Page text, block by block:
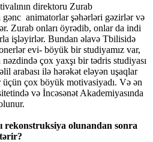
direktoru Zurab
animatorlar şəhərləri gəzirlər və
Zurab onları öyrədib, onlar da indi
işləyirlər. Bundan əlavə Tbilisidə
evi- böyük bir studiyamız var,
çox yaxşı bir tədris studiyası
arabası ilə hərəkət eləyən uşaqlar
üçün çox böyük motivasiyadı. Və ən
və İncəsənət Akademiyasında
rekonstruksiya olunandan sonra